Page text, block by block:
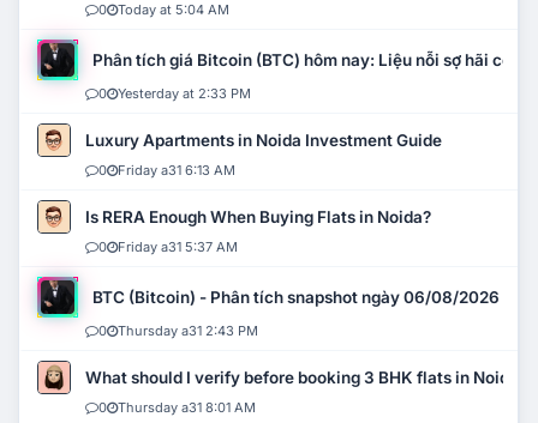
0 Today at 5:04 AM
Phân tích giá Bitcoin (BTC) hôm nay: Liệu nỗi sợ hãi có
0 Yesterday at 2:33 PM
Luxury Apartments in Noida Investment Guide
0 Friday a31 6:13 AM
Is RERA Enough When Buying Flats in Noida?
0 Friday a31 5:37 AM
BTC (Bitcoin) - Phân tích snapshot ngày 06/08/2026
0 Thursday a31 2:43 PM
What should I verify before booking 3 BHK flats in Noida?
0 Thursday a31 8:01 AM